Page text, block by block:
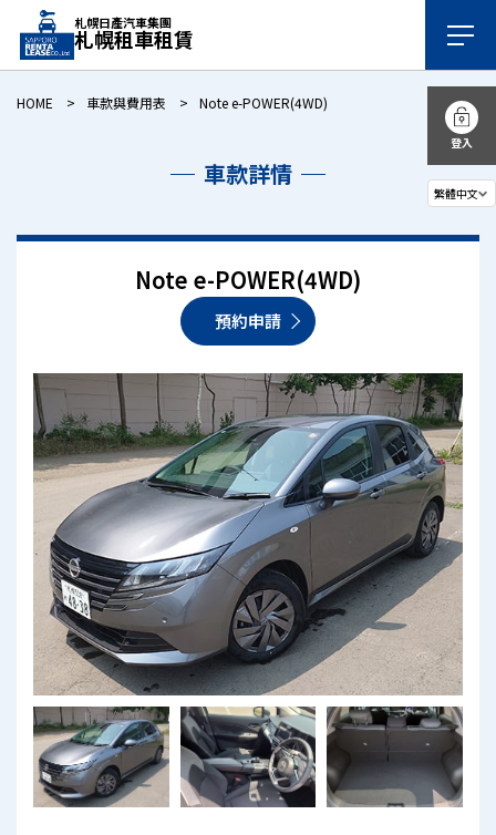
札幌日產汽車集團
札幌租車租賃
登入
HOME 車款與費用表 Note e-POWER(4WD)
車款詳情
Note e-POWER(4WD)
預約申請